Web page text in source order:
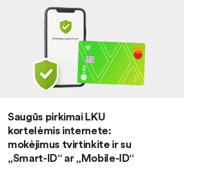
Saugūs pirkimai LKU
kortelėmis internete:
mokėjimus tvirtinkite ir su
„Smart-ID“ ar „Mobile-ID“